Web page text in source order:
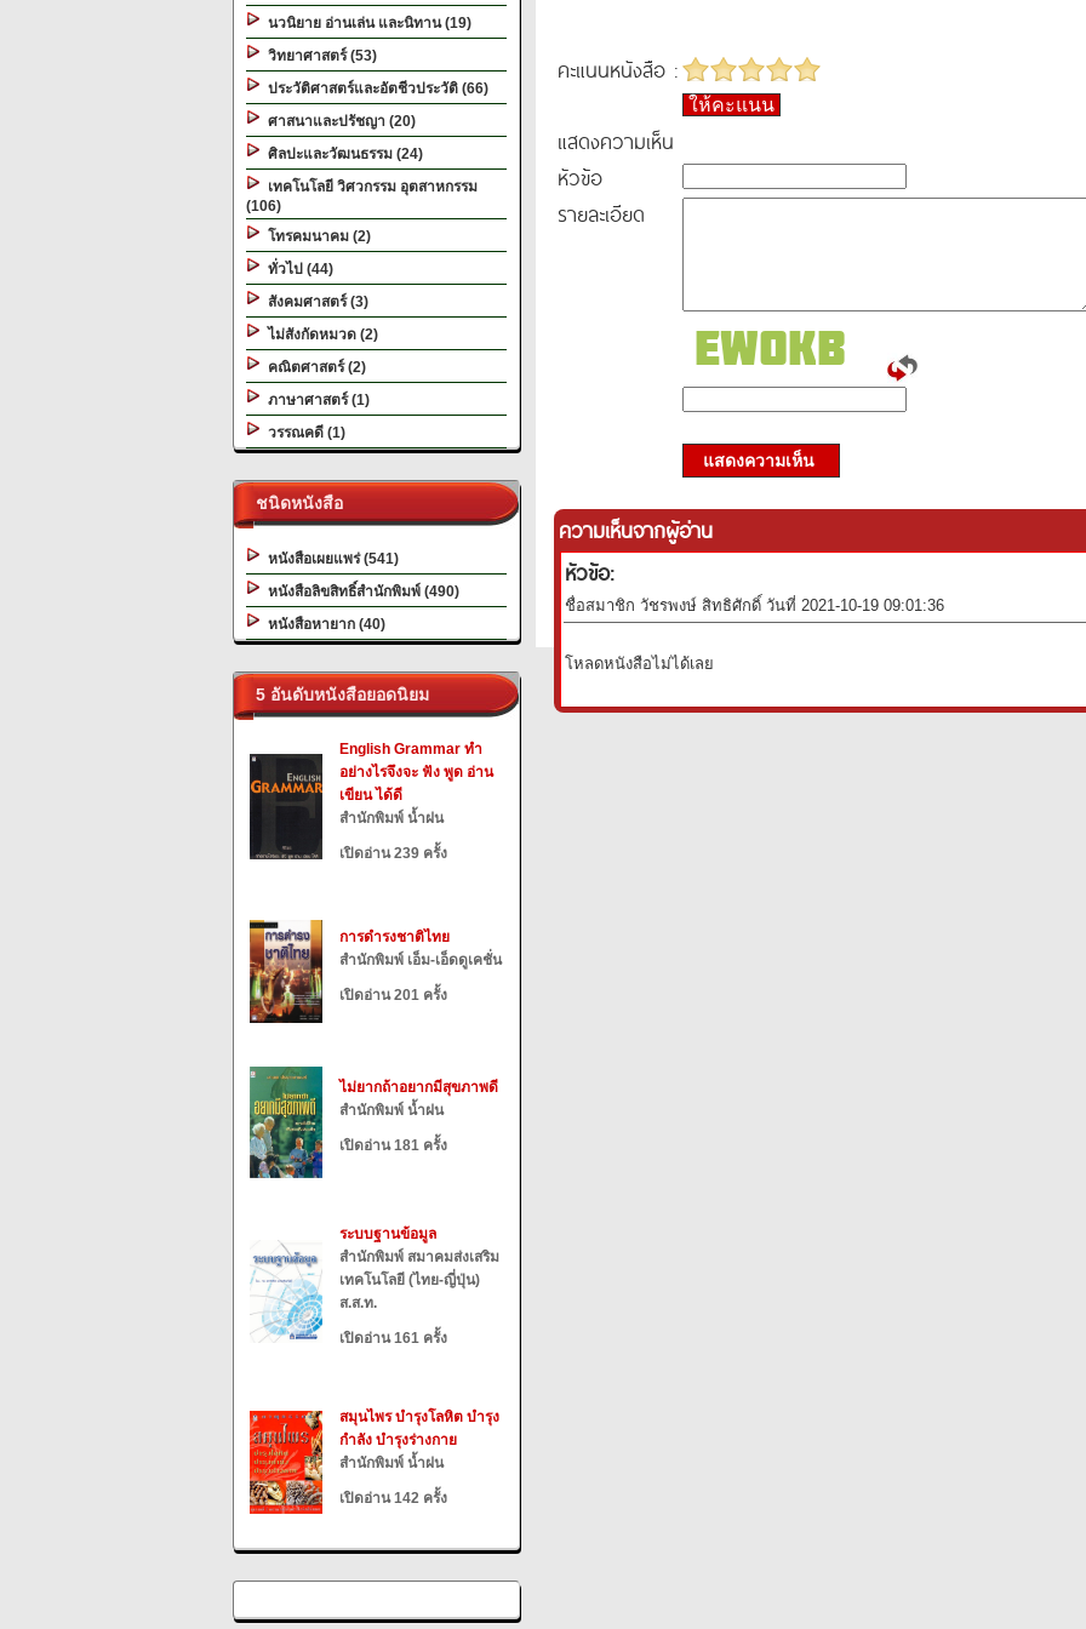
นวนิยาย อ่านเล่น และนิทาน (19)
วิทยาศาสตร์ (53)
ประวัติศาสตร์และอัตชีวประวัติ (66)
ศาสนาและปรัชญา (20)
ศิลปะและวัฒนธรรม (24)
เทคโนโลยี วิศวกรรม อุตสาหกรรม
(106)
โทรคมนาคม (2)
ทั่วไป (44)
สังคมศาสตร์ (3)
ไม่สังกัดหมวด (2)
คณิตศาสตร์ (2)
ภาษาศาสตร์ (1)
วรรณคดี (1)
ชนิดหนังสือ
หนังสือเผยแพร่ (541)
หนังสือลิขสิทธิ์สำนักพิมพ์ (490)
หนังสือหายาก (40)
5 อันดับหนังสือยอดนิยม
English Grammar ทำ
อย่างไรจึงจะ ฟัง พูด อ่าน
เขียน ได้ดี
สำนักพิมพ์ น้ำฝน
เปิดอ่าน 239 ครั้ง
การดำรงชาติไทย
สำนักพิมพ์ เอ็ม-เอ็ดดูเคชั่น
เปิดอ่าน 201 ครั้ง
ไม่ยากถ้าอยากมีสุขภาพดี
สำนักพิมพ์ น้ำฝน
เปิดอ่าน 181 ครั้ง
ระบบฐานข้อมูล
สำนักพิมพ์ สมาคมส่งเสริม
เทคโนโลยี (ไทย-ญี่ปุ่น)
ส.ส.ท.
เปิดอ่าน 161 ครั้ง
สมุนไพร บำรุงโลหิต บำรุง
กำลัง บำรุงร่างกาย
สำนักพิมพ์ น้ำฝน
เปิดอ่าน 142 ครั้ง
คะแนนหนังสือ :
ให้คะแนน
แสดงความเห็น
หัวข้อ
รายละเอียด
แสดงความเห็น
ความเห็นจากผู้อ่าน
หัวข้อ:
ชื่อสมาชิก วัชรพงษ์ สิทธิศักดิ์ วันที่ 2021-10-19 09:01:36
โหลดหนังสือไม่ได้เลย